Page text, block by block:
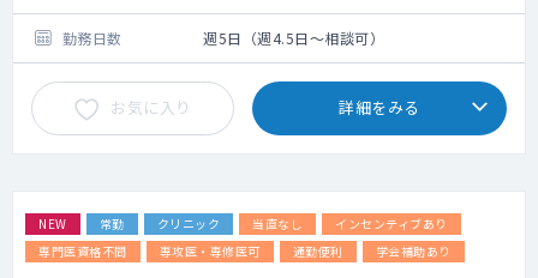
す。
勤務日数 週5日（週4.5日～相談可）
お気に入り 詳細をみる
NEW 常勤 クリニック 当直なし
インセンティブあり
専門医資格不問
専攻医・専修医可 通勤便利 学会補助あり